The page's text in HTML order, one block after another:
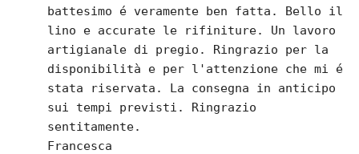
battesimo é veramente ben fatta. Bello il
lino e accurate le rifiniture. Un lavoro
artigianale di pregio. Ringrazio per la
disponibilità e per l'attenzione che mi é
stata riservata. La consegna in anticipo
sui tempi previsti. Ringrazio
sentitamente.
Francesca